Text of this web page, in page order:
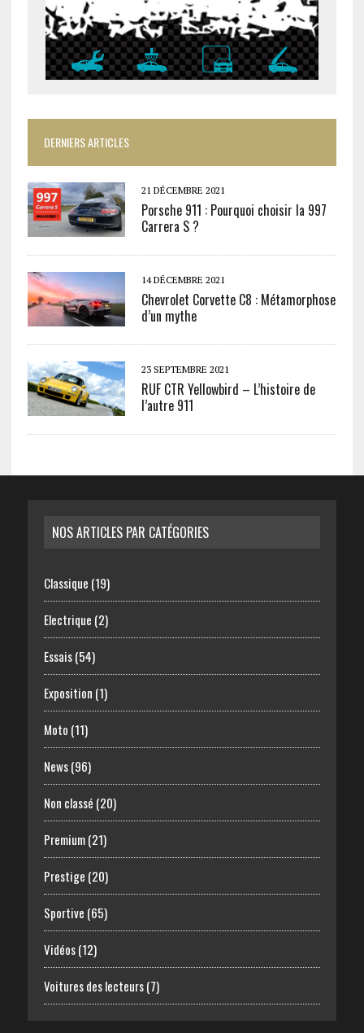
DERNIERS ARTICLES
21 DÉCEMBRE 2021
Porsche 911 : Pourquoi choisir la 997
Carrera S ?
14 DÉCEMBRE 2021
Chevrolet Corvette C8 : Métamorphose
d’un mythe
23 SEPTEMBRE 2021
RUF CTR Yellowbird – L’histoire de
l’autre 911
NOS ARTICLES PAR CATÉGORIES
Classique (19)
Electrique (2)
Essais(54)
Exposition (1)
Moto (11)
News(96)
Non classé (20)
Premium(21)
Prestige (20)
Sportive (65)
Vidéos(12)
Voitures des lecteurs(7)